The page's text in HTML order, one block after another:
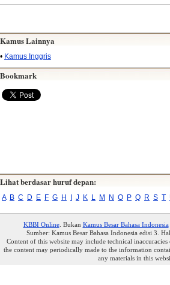
Kamus Lainnya
• Kamus Inggris
Bookmark
Lihat berdasar huruf depan:
A B C D E F G H I J K L M N O P Q R S T
KBBI Online. Bukan Kamus Besar Bahasa Indonesia
Sumber: Kamus Besar Bahasa Indonesia edisi 3.
Content of this website may include technical
the content may periodically made to the information
any materials in this